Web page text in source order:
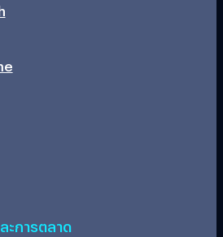
ะการตลาด